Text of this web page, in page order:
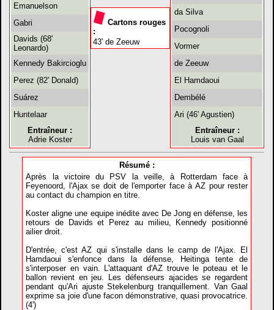
Emanuelson
Gabri
Davids (68'
Leonardo)
Kennedy Bakircioglu
Perez (82' Donald)
Suárez
Huntelaar
Entraîneur :
Adrie Koster
Cartons rouges
:
43' de Zeeuw
da Silva
Pocognoli
Vormer
de Zeeuw
El Hamdaoui
Dembélé
Ari (46' Agustien)
Entraîneur :
Louis van Gaal
Résumé :
Après la victoire du PSV la veille, à Rotterdam face à
Feyenoord, l'Ajax se doit de l'emporter face à AZ pour rester
au contact du champion en titre.
Koster aligne une equipe inédite avec De Jong en défense, les
retours de Davids et Perez au milieu, Kennedy positionné
ailier droit.
D'entrée, c'est AZ qui s'installe dans le camp de l'Ajax. El
Hamdaoui s'enfonce dans la défense, Heitinga tente de
s'interposer en vain. L'attaquant d'AZ trouve le poteau et le
ballon revient en jeu. Les défenseurs ajacides se regardent
pendant qu'Ari ajuste Stekelenburg tranquillement. Van Gaal
exprime sa joie d'une facon démonstrative, quasi provocatrice.
(4')